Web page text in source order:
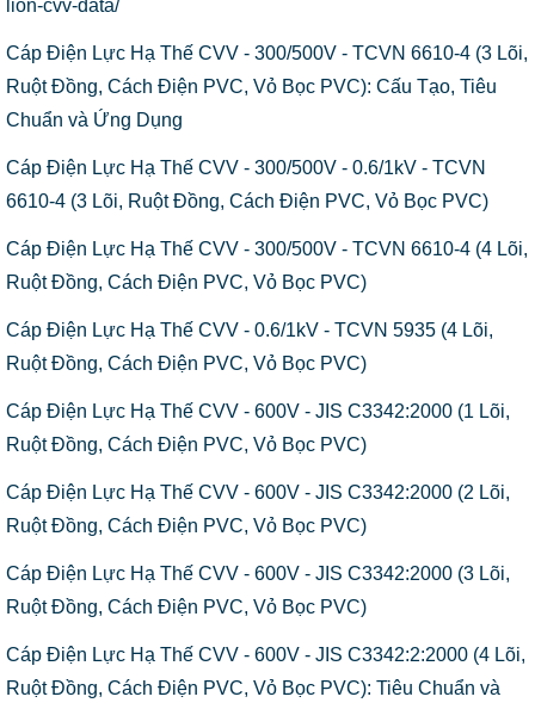
lion-cvv-data/
Cáp Điện Lực Hạ Thế CVV - 300/500V - TCVN 6610-4 (3 Lõi,
Ruột Đồng, Cách Điện PVC, Vỏ Bọc PVC): Cấu Tạo, Tiêu
Chuẩn và Ứng Dụng
Cáp Điện Lực Hạ Thế CVV - 300/500V - 0.6/1kV - TCVN
6610-4 (3 Lõi, Ruột Đồng, Cách Điện PVC, Vỏ Bọc PVC)
Cáp Điện Lực Hạ Thế CVV - 300/500V - TCVN 6610-4 (4 Lõi,
Ruột Đồng, Cách Điện PVC, Vỏ Bọc PVC)
Cáp Điện Lực Hạ Thế CVV - 0.6/1kV - TCVN 5935 (4 Lõi,
Ruột Đồng, Cách Điện PVC, Vỏ Bọc PVC)
Cáp Điện Lực Hạ Thế CVV - 600V - JIS C3342:2000 (1 Lõi,
Ruột Đồng, Cách Điện PVC, Vỏ Bọc PVC)
Cáp Điện Lực Hạ Thế CVV - 600V - JIS C3342:2000 (2 Lõi,
Ruột Đồng, Cách Điện PVC, Vỏ Bọc PVC)
Cáp Điện Lực Hạ Thế CVV - 600V - JIS C3342:2000 (3 Lõi,
Ruột Đồng, Cách Điện PVC, Vỏ Bọc PVC)
Cáp Điện Lực Hạ Thế CVV - 600V - JIS C3342:2:2000 (4 Lõi,
Ruột Đồng, Cách Điện PVC, Vỏ Bọc PVC): Tiêu Chuẩn và